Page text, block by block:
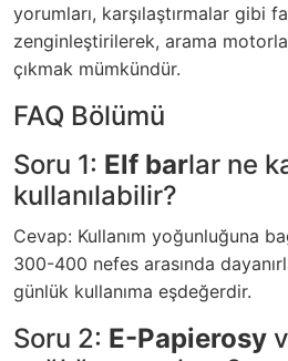
yorumları, karşılaştırmalar gibi
zenginleştirilerek, arama
çıkmak mümkündür.
FAQ Bölümü
Soru 1: Elf barlar ne
kullanılabilir?
Cevap: Kullanım yoğunluğuna
300-400 nefes arasında
günlük kullanıma eşdeğerdir.
Soru 2: E-Papierosy